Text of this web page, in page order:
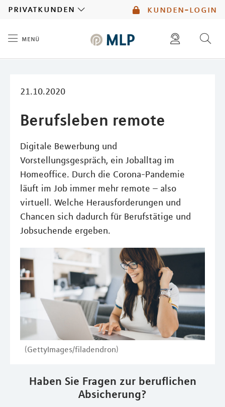
kunden-login
privatkunden
menü
21.10.2020
Berufsleben remote
Digitale Bewerbung und
Vorstellungsgespräch, ein Joballtag im
Homeoffice. Durch die Corona-Pandemie
läuft im Job immer mehr remote – also
virtuell. Welche Herausforderungen und
Chancen sich dadurch für Berufstätige und
Jobsuchende ergeben.
(GettyImages/filadendron)
Haben Sie Fragen zur beruflichen
Absicherung?